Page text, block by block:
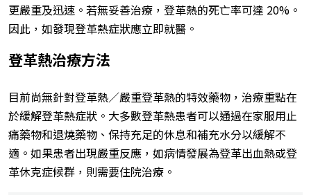
更嚴重及迅速。若無妥善治療，登革熱的死亡率可達 20%。
因此，如發現登革熱症狀應立即就醫。
登革熱治療方法
目前尚無針對登革熱／嚴重登革熱的特效藥物，治療重點在
於緩解登革熱症狀。大多數登革熱患者可以通過在家服用止
痛藥物和退燒藥物、保持充足的休息和補充水分以緩解不
適。如果患者出現嚴重反應，如病情發展為登革出血熱或登
革休克症候群，則需要住院治療。